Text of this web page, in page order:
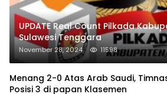
UPDATE Real Count Pilkada
Sulawesi Tenggara
November 28, 2024 11598
Menang 2-0 Atas Arab Saudi,
Posisi 3 di papan Klasemen